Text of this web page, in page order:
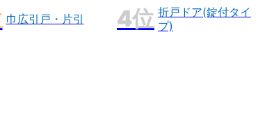
巾広引戸・片引
折戸ドア(錠付タイ
プ)